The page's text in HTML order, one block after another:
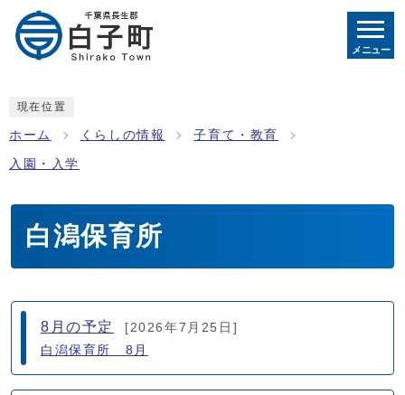
メニュー
現在位置
ホーム くらしの情報 子育て・教育
入園・入学
白潟保育所
メインメニュー
8月の予定
[2026年7月25日]
白潟保育所 8月